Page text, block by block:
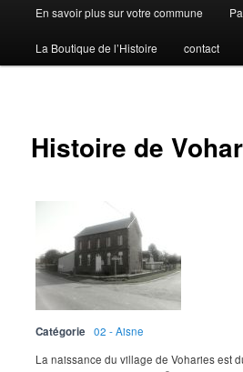
principal
En savoir plus sur votre commune
La Boutique de l’Histoire contact
Histoire de
Catégorie
02 - Aisne
La naissance du village de Voharies est